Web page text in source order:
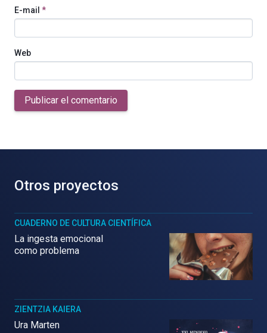
E-mail *
Web
Publicar el comentario
Otros proyectos
CUADERNO DE CULTURA CIENTÍFICA
La ingesta emocional
como problema
ZIENTZIA KAIERA
Ura Marten